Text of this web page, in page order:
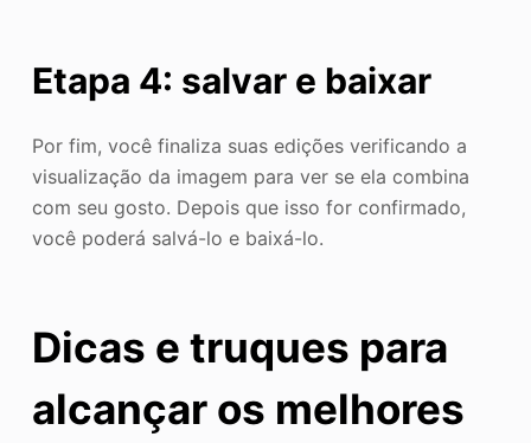
Etapa 4: salvar e baixar
Por fim, você finaliza suas edições verificando a
visualização da imagem para ver se ela combina
com seu gosto. Depois que isso for confirmado,
você poderá salvá-lo e baixá-lo.
Dicas e truques para
alcançar os melhores